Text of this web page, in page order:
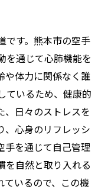
です。熊本市の空手
を通じて心肺機能を
や体力に関係なく誰
ているため、健康的
、日々のストレスを
、心身のリフレッシ
手を通じて自己管理
を自然と取り入れる
ているので、この機